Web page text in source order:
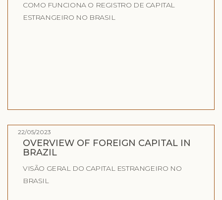
COMO FUNCIONA O REGISTRO DE CAPITAL
ESTRANGEIRO NO BRASIL
22/05/2023
OVERVIEW OF FOREIGN CAPITAL IN
BRAZIL
VISÃO GERAL DO CAPITAL ESTRANGEIRO NO
BRASIL